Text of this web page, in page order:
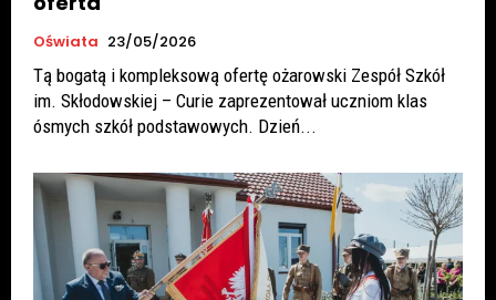
Oświata 23/05/2026
Tą bogatą i kompleksową ofertę ożarowski Zespół Szkół
im. Skłodowskiej – Curie zaprezentował uczniom klas
ósmych szkół podstawowych. Dzień...